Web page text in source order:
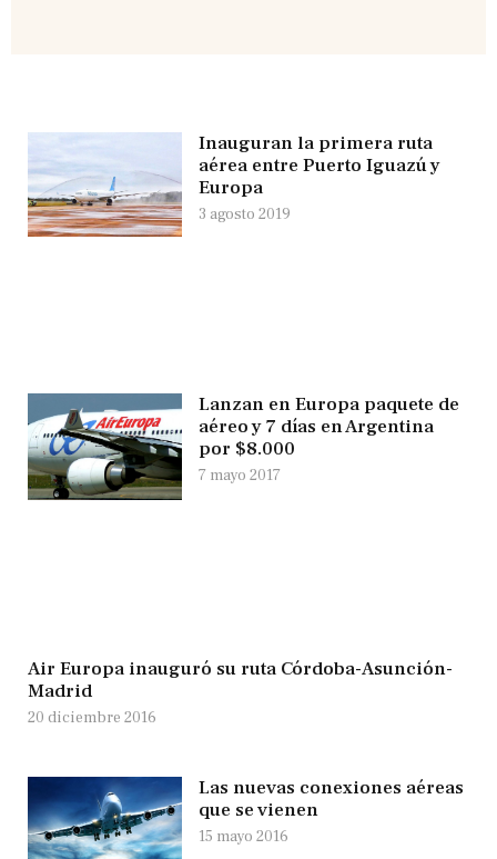
Inauguran la primera ruta
aérea entre Puerto Iguazú y
Europa
3 agosto 2019
Lanzan en Europa paquete de
aéreo y 7 días en Argentina
por $8.000
7 mayo 2017
Air Europa inauguró su ruta Córdoba-Asunción-
Madrid
20 diciembre 2016
Las nuevas conexiones aéreas
que se vienen
15 mayo 2016